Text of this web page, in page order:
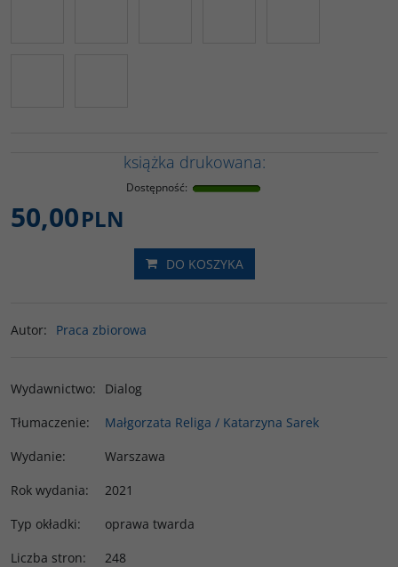
książka drukowana:
Dostępność:
50,00PLN
DO KOSZYKA
Autor: Praca zbiorowa
Wydawnictwo:
Dialog
Tłumaczenie:
Małgorzata Religa / Katarzyna Sarek
Wydanie:
Warszawa
Rok wydania:
2021
Typ okładki:
oprawa twarda
Liczba stron:
248